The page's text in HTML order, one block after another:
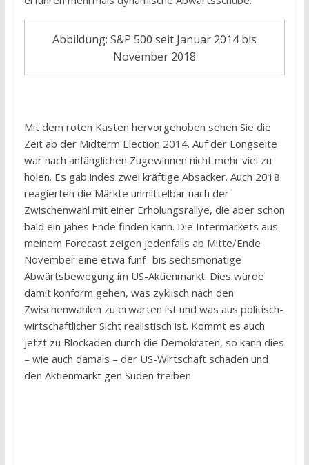
Abbildung: S&P 500 seit Januar 2014 bis
November 2018
Mit dem roten Kasten hervorgehoben sehen Sie die
Zeit ab der Midterm Election 2014. Auf der Longseite
war nach anfänglichen Zugewinnen nicht mehr viel zu
holen. Es gab indes zwei kräftige Absacker. Auch 2018
reagierten die Märkte unmittelbar nach der
Zwischenwahl mit einer Erholungsrallye, die aber schon
bald ein jähes Ende finden kann. Die Intermarkets aus
meinem Forecast zeigen jedenfalls ab Mitte/Ende
November eine etwa fünf- bis sechsmonatige
Abwärtsbewegung im US-Aktienmarkt. Dies würde
damit konform gehen, was zyklisch nach den
Zwischenwahlen zu erwarten ist und was aus politisch-
wirtschaftlicher Sicht realistisch ist. Kommt es auch
jetzt zu Blockaden durch die Demokraten, so kann dies
– wie auch damals – der US-Wirtschaft schaden und
den Aktienmarkt gen Süden treiben.